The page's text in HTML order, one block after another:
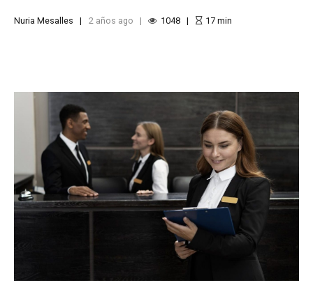
Nuria Mesalles 2 años ago 1048 17min